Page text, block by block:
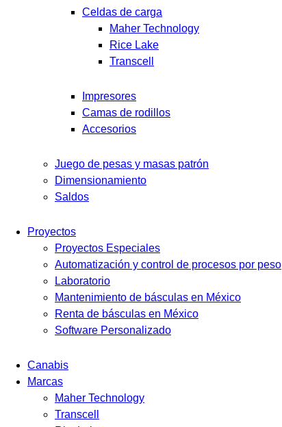
Celdas de carga
Maher Technology
Rice Lake
Transcell
Impresores
Camas de rodillos
Accesorios
Juego de pesas y masas patrón
Dimensionamiento
Saldos
Proyectos
Proyectos Especiales
Automatización y control de procesos por peso
Laboratorio
Mantenimiento de básculas en México
Renta de básculas en México
Software Personalizado
Canabis
Marcas
Maher Technology
Transcell